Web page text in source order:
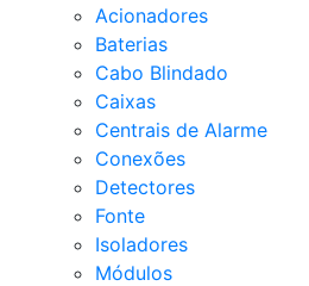
Acionadores
Baterias
Cabo Blindado
Caixas
Centrais de Alarme
Conexões
Detectores
Fonte
Isoladores
Módulos